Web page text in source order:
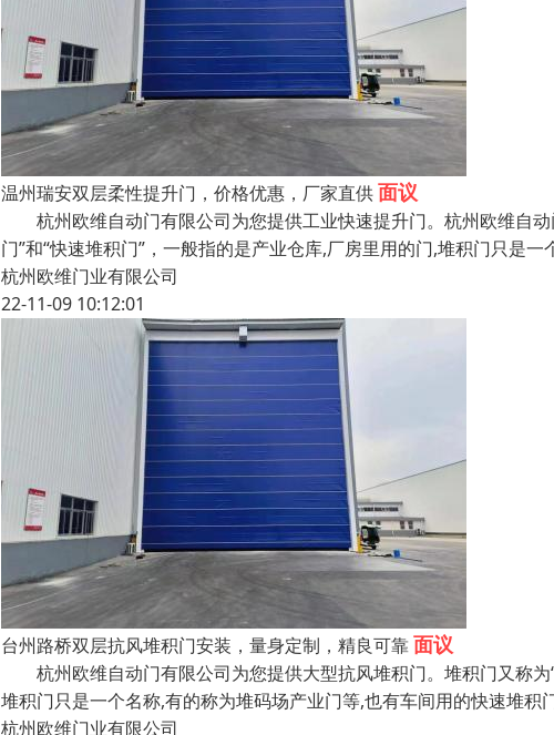
温州瑞安双层柔性提升门，价格优惠，厂家直供面议
杭州欧维自动门有限公司为您提供工业快速提升门。杭州欧维自动
门”和“快速堆积门”，一般指的是产业仓库,厂房里用的门,堆积门只是
杭州欧维门业有限公司
22-11-09 10:12:01
台州路桥双层抗风堆积门安装，量身定制，精良可靠面议
杭州欧维自动门有限公司为您提供大型抗风堆积门。堆积门又称为
堆积门只是一个名称,有的称为堆码场产业门等,也有车间用的快速堆积
杭州欧维门业有限公司